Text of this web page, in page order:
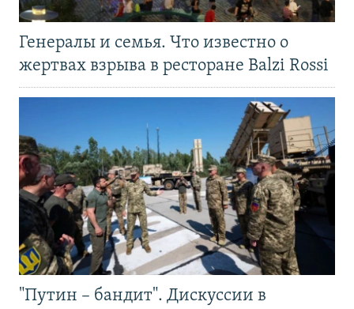
Генералы и семья. Что известно о
жертвах взрыва в ресторане Balzi Rossi
"Путин – бандит". Дискуссии в